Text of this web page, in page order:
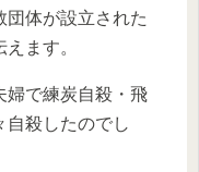
団体が設立された
ます。
婦で練炭自殺・飛
自殺したのでし